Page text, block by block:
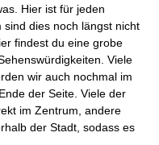
Hier ist für jeden
dies noch längst nicht
findest du eine grobe
Viele
wir auch nochmal im
der Seite. Viele der
im Zentrum, andere
der Stadt, sodass es